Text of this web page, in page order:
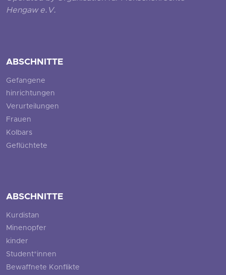
Hengaw e.V.
ABSCHNITTE
Gefangene
hinrichtungen
Verurteilungen
Frauen
Kolbars
Geflüchtete
ABSCHNITTE
Kurdistan
Minenopfer
kinder
Student*innen
Bewaffnete Konflikte